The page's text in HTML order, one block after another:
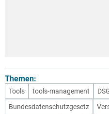
Themen:
Tools tools-management
Bundesdatenschutzgesetz